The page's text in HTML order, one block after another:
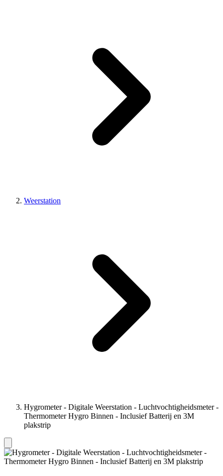
Weerstation
Hygrometer - Digitale Weerstation - Luchtvochtigheidsmeter -
Thermometer Hygro Binnen - Inclusief Batterij en 3M
plakstrip